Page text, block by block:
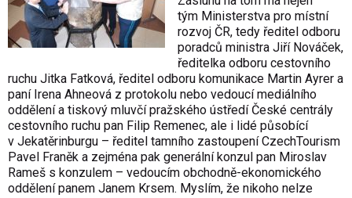
tým Ministerstva pro místní
rozvoj ČR, tedy ředitel odboru
poradců ministra Jiří Nováček,
ředitelka odboru cestovního
ruchu Jitka Fatková, ředitel odboru komunikace Martin Ayrer a
paní Irena Ahneová z protokolu nebo vedoucí mediálního
oddělení a tiskový mluvčí pražského ústředí České centrály
cestovního ruchu pan Filip Remenec, ale i lidé působící
v Jekatěrinburgu – ředitel tamního zastoupení CzechTourism
Pavel Franěk a zejména pak generální konzul pan Miroslav
Rameš s konzulem – vedoucím obchodně-ekonomického
oddělení panem Janem Krsem. Myslím, že nikoho nelze